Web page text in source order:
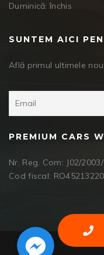
Duminică: închis
SUNTEM AICI
Află primul ultimele
PREMIUM CARS
Nr. Reg. Com: J02/
Cod fiscal: RO45213220
Facebook Messenger